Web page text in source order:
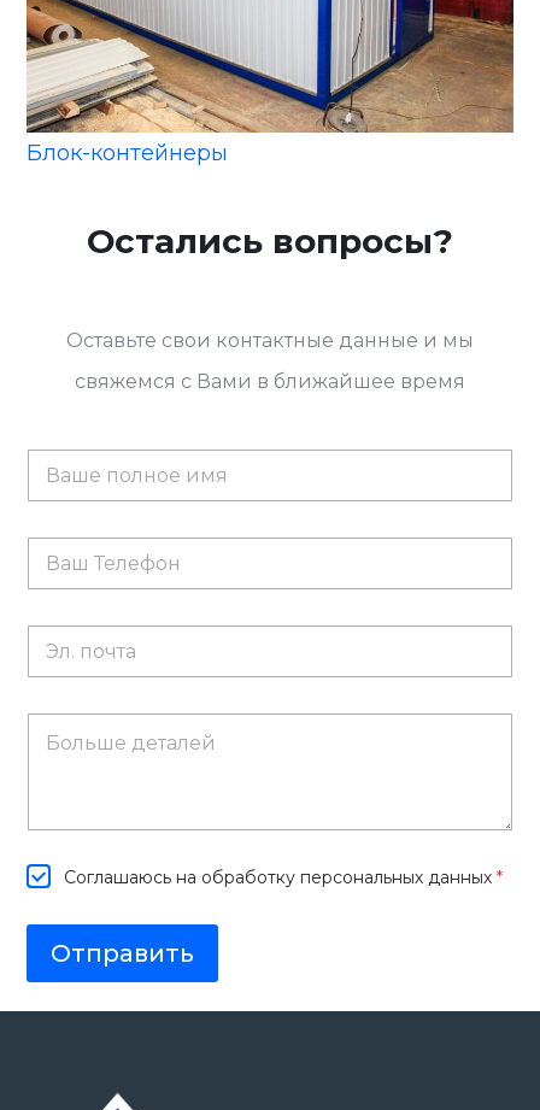
Блок-контейнеры
Остались вопросы?
Оставьте свои контактные данные и мы
свяжемся с Вами в ближайшее время
* Соглашаюсь на обработку персональных данных*
Отправить